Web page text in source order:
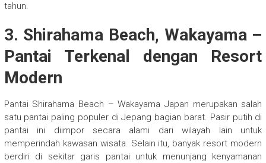
tahun.
3. Shirahama Beach, Wakayama –
Pantai Terkenal dengan Resort
Modern
Pantai Shirahama Beach – Wakayama Japan merupakan salah
satu pantai paling populer di Jepang bagian barat. Pasir putih di
pantai ini diimpor secara alami dari wilayah lain untuk
memperindah kawasan wisata. Selain itu, banyak resort modern
berdiri di sekitar garis pantai untuk menunjang kenyamanan